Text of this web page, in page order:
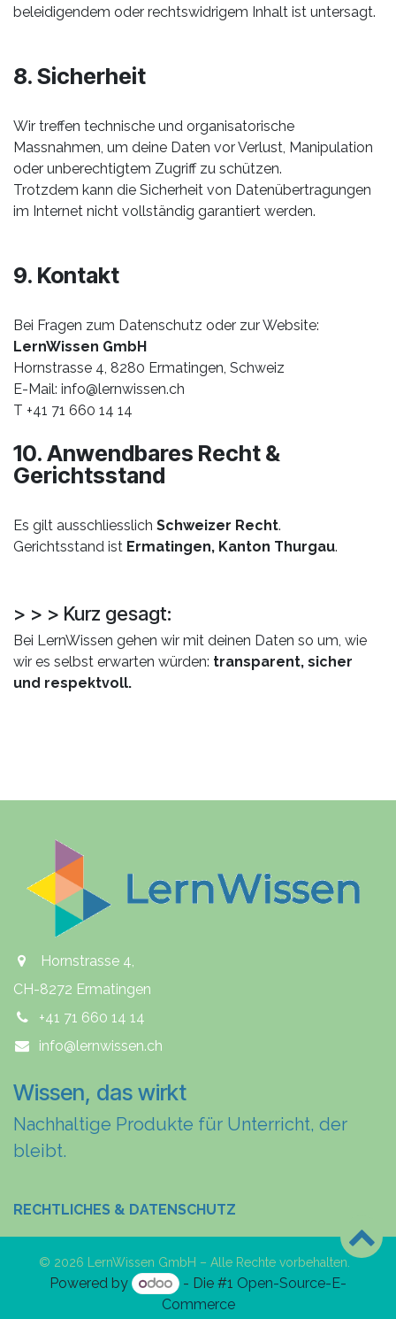
beleidigendem oder rechtswidrigem Inhalt ist untersagt.
8. Sicherheit
Wir treffen technische und organisatorische
Massnahmen, um deine Daten vor Verlust, Manipulation
oder unberechtigtem Zugriff zu schützen.
Trotzdem kann die Sicherheit von Datenübertragungen
im Internet nicht vollständig garantiert werden.
9. Kontakt
Bei Fragen zum Datenschutz oder zur Website:
LernWissen GmbH
Hornstrasse 4, 8280 Ermatingen, Schweiz
E-Mail: info@lernwissen.ch
T +41 71 660 14 14
10. Anwendbares Recht &
Gerichtsstand
Es gilt ausschliesslich Schweizer Recht.
Gerichtsstand ist Ermatingen, Kanton Thurgau.
> > > Kurz gesagt:
Bei LernWissen gehen wir mit deinen Daten so um, wie
wir es selbst erwarten würden: transparent, sicher
und respektvoll.
Hornstrasse 4,
CH-8272 Ermatingen
+41 71 660 14 14
info@lernwissen.ch
Wissen, das wirkt
Nachhaltige Produkte für Unterricht, der
bleibt.
RECHTLICHES & DATENSCHUTZ
© 2026 LernWissen GmbH – Alle Rechte vorbehalten.
Powered by - Die #1 Open-Source-E-
Commerce